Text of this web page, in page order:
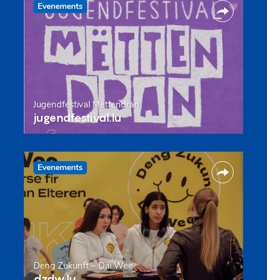
Evenements
Jugendfestival Mëttendran
jugendfestival.lu
Evenements
Deng Zukunft – Däi Wee